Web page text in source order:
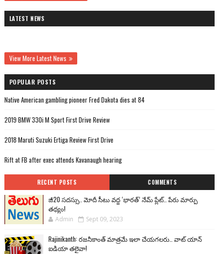
LATEST NEWS
View More Latest News
POPULAR POSTS
Native American gambling pioneer Fred Dakota dies at 84
2019 BMW 330i M Sport First Drive Review
2018 Maruti Suzuki Ertiga Review First Drive
Rift at FB after exec attends Kavanaugh hearing
RECENT POSTS COMMENTS
జీ20 సదస్సు.. మోదీ సీటు వద్ద ‘భారత్’ నేమ్ ప్లేట్‌.. పేరు మార్పు
తథ్యం!
Admin Sept 09, 2023
Rajinikanth: రజనీకాంత్ మాత్రమే ఇలా చేయగలరు.. వాట్ యాన్
ఐడియా తలైవా!